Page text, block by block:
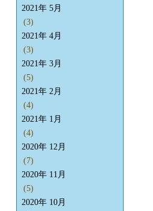
2021年 5月
(3)
2021年 4月
(3)
2021年 3月
(5)
2021年 2月
(4)
2021年 1月
(4)
2020年 12月
(7)
2020年 11月
(5)
2020年 10月